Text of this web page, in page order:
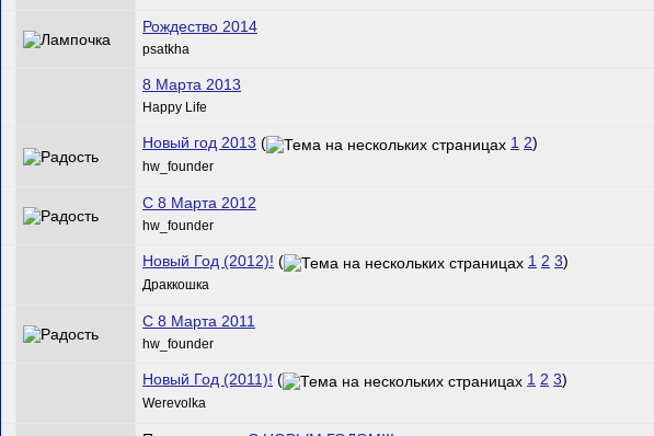
Рождество 2014
psatkha
8 Марта 2013
Happy Life
Новый год 2013 ( 1 2)
hw_founder
C 8 Марта 2012
hw_founder
Новый Год (2012)! ( 1 2 3)
Драккошка
C 8 Марта 2011
hw_founder
Новый Год (2011)! ( 1 2 3)
Werevolka